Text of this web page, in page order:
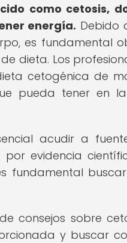
como cetosis,
energía. Debido
es fundamental
dieta. Los
cetogénica de
pueda tener en
acudir a
evidencia
fundamental
consejos sobre
y buscar